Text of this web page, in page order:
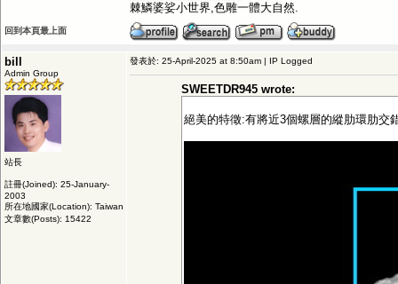
棘鱗婆娑小世界,色雕一體大自然.
回到本頁最上面
bill
Admin Group
站長
註冊(Joined): 25-January-
2003
所在地國家(Location): Taiwan
文章數(Posts): 15422
發表於: 25-April-2025 at 8:50am | IP Logged
SWEETDR945 wrote:
絕美的特徵:有將近3個螺層的縱肋環肋交